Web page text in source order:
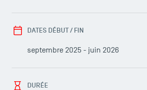
DATES DÉBUT / FIN
septembre 2025 - juin 2026
DURÉE